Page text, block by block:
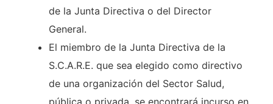
de la Junta Directiva o del Director
General.
El miembro de la Junta Directiva de la
S.C.A.R.E. que sea elegido como directivo
de una organización del Sector Salud,
pública o privada, se encontrará incurso en